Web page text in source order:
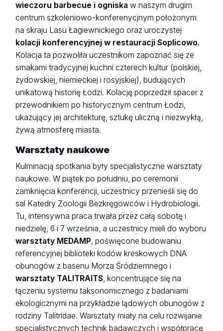
wieczoru barbecue i ogniska w naszym drugim
centrum szkoleniowo-konferenycjnym położonym
na skraju Lasu Łagiewnickiego oraz uroczystej
kolacji konferencyjnej w restauracji Soplicowo.
Kolacja ta pozwoliła uczestnikom zapoznać się ze
smakami tradycyjnej kuchni czterech kultur (polskiej,
żydowskiej, niemieckiej i rosyjskiej), budujących
unikatową historię Łodzi. Kolację poprzedził spacer z
przewodnikiem po historycznym centrum Łodzi,
ukazujący jej architekturę, sztukę uliczną i niezwykłą,
żywą atmosferę miasta.
Warsztaty naukowe
Kulminacją spotkania były specjalistyczne warsztaty
naukowe. W piątek po południu, po ceremonii
zamknięcia konferencji, uczestnicy przenieśli się do
sal Katedry Zoologii Bezkręgowców i Hydrobiologii.
Tu, intensywna praca trwała przez całą sobotę i
niedzielę, 6 i 7 września, a uczestnicy mieli do wyboru
warsztaty MEDAMP, poświęcone budowaniu
referencyjnej biblioteki kodów kreskowych DNA
obunogów z basenu Morza Śródziemnego i
warsztaty TALITRAITS, koncentrujące się na
łączeniu systemu taksonomicznego z badaniami
ekologicznymi na przykładzie lądowych obunogów z
rodziny Talitridae. Warsztaty miały na celu rozwijanie
specjalistycznych technik badawczych i współpracę